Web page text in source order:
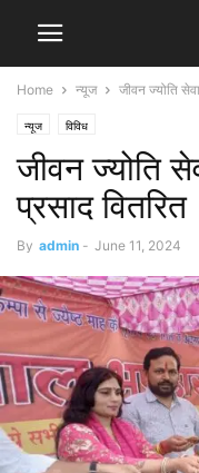
Home न्यूज जीवन ज्योति
न्यूज विविध
जीवन ज्योति
प्रसाद वितरित
By admin - June 11, 2024